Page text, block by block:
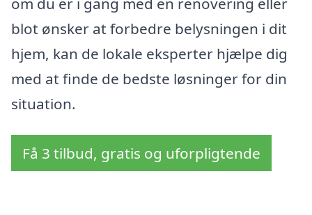
blot ønsker at forbedre belysningen i dit
hjem, kan de lokale eksperter hjælpe dig
med at finde de bedste løsninger for din
situation.
Få 3 tilbud, gratis og uforpligtende